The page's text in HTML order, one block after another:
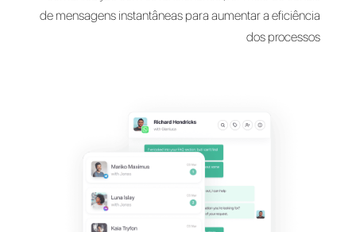
Gerencie conversas
A Callbell ajuda sua empresa a
comunicação com os funcionários por meio de
de mensagens instantâneas para aumentar a